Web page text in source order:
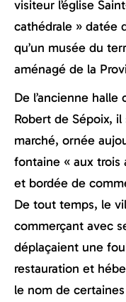
visiteur l’église
cathédrale » datée
qu’un musée du
aménagé de la
De l’ancienne
Robert de Sépoix, il
marché, ornée
fontaine « aux trois
et bordée de
De tout temps, le
commerçant avec
déplaçaient une
restauration et
le nom de